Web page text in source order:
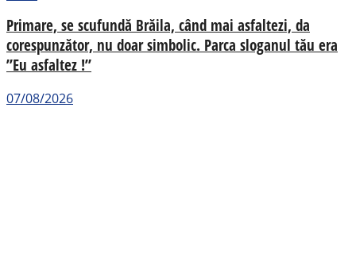
Primare, se scufundă Brăila, când mai asfaltezi, da
corespunzător, nu doar simbolic. Parca sloganul tău era
”Eu asfaltez !”
07/08/2026